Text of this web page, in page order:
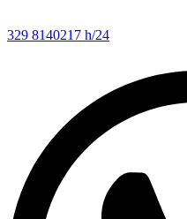
329 8140217 h/24